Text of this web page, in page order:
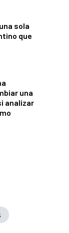
sola
que
una
analizar